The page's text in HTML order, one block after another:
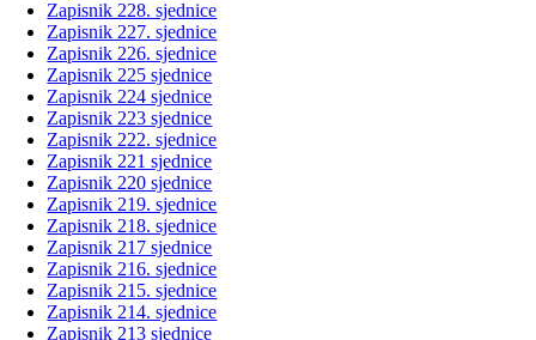
Zapisnik 228. sjednice
Zapisnik 227. sjednice
Zapisnik 226. sjednice
Zapisnik 225 sjednice
Zapisnik 224 sjednice
Zapisnik 223 sjednice
Zapisnik 222. sjednice
Zapisnik 221 sjednice
Zapisnik 220 sjednice
Zapisnik 219. sjednice
Zapisnik 218. sjednice
Zapisnik 217 sjednice
Zapisnik 216. sjednice
Zapisnik 215. sjednice
Zapisnik 214. sjednice
Zapisnik 213 sjednice